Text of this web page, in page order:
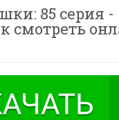
85 серия -
смотреть